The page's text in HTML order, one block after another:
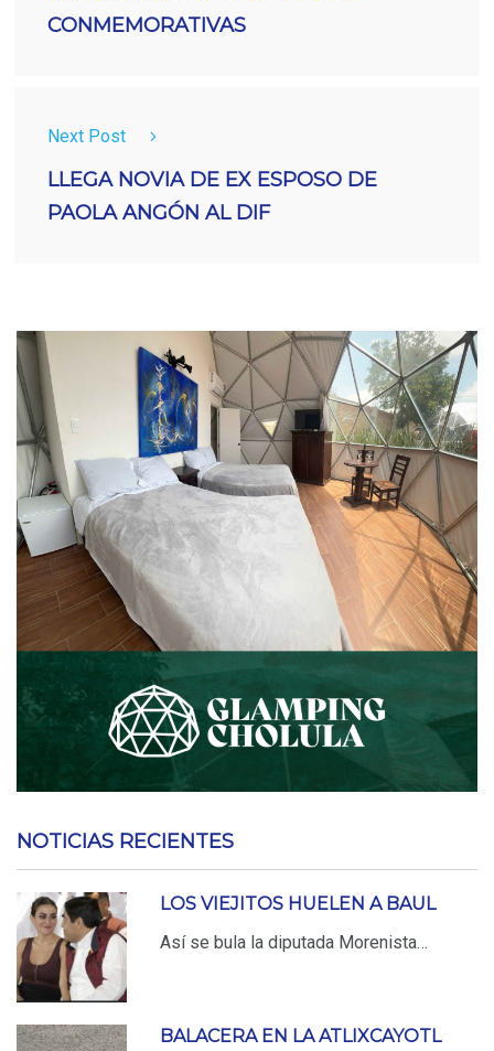
CONMEMORATIVAS
Next Post
LLEGA NOVIA DE EX ESPOSO DE
PAOLA ANGÓN AL DIF
NOTICIAS RECIENTES
LOS VIEJITOS HUELEN A BAUL
Así se bula la diputada Morenista…
BALACERA EN LA ATLIXCAYOTL